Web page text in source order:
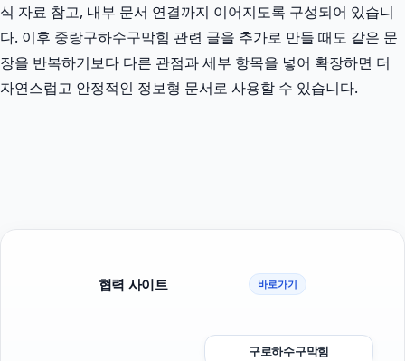
식 자료 참고, 내부 문서 연결까지 이어지도록 구성되어 있습니
다. 이후 중랑구하수구막힘 관련 글을 추가로 만들 때도 같은 문
장을 반복하기보다 다른 관점과 세부 항목을 넣어 확장하면 더
자연스럽고 안정적인 정보형 문서로 사용할 수 있습니다.
협력 사이트 바로가기
구로하수구막힘